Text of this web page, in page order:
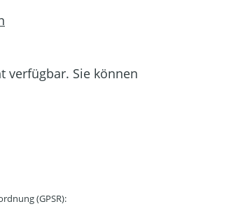
verfügbar. Sie können
(GPSR):